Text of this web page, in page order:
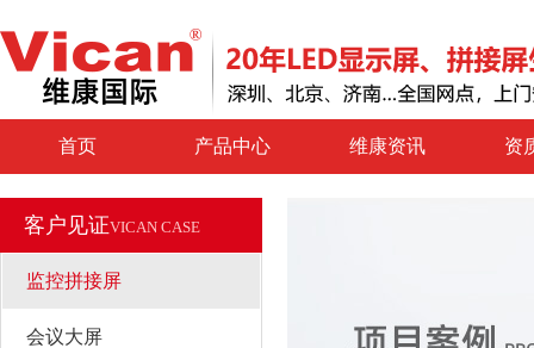
首页 产品中心 维康资讯 资
客户见证VICAN CASE
监控拼接屏
会议大屏